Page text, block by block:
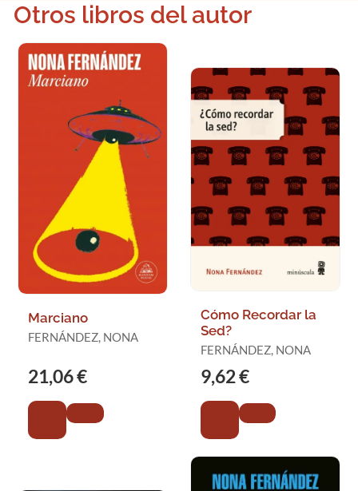
Otros libros del autor
Marciano
FERNÁNDEZ, NONA
21,06 €
Cómo Recordar la
Sed?
FERNÁNDEZ, NONA
9,62 €